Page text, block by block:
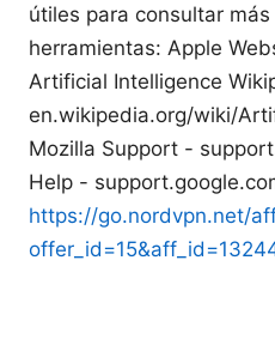
útiles para consultar
herramientas: Apple
Artificial Intelligence
en.wikipedia.org/wiki/
Mozilla Support -
Help -
https://go.nordvpn.net/